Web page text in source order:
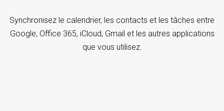
Synchronisez le calendrier, les contacts et les tâches entre
Google, Office 365, iCloud, Gmail et les autres applications
que vous utilisez.